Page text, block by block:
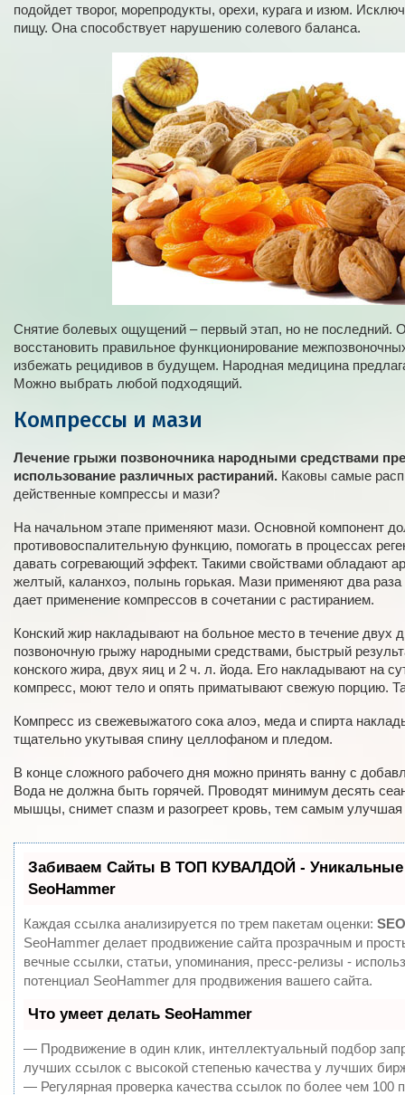
подойдет творог, морепродукты, орехи, курага и изюм.
пищу. Она способствует нарушению солевого баланса.
Снятие болевых ощущений – первый этап, но не последний.
восстановить правильное функционирование
избежать рецидивов в будущем. Народная медицина
Можно выбрать любой подходящий.
Компрессы и мази
Лечение грыжи позвоночника народными средствами
использование различных растираний. Каковы самые
действенные компрессы и мази?
На начальном этапе применяют мази. Основной компонент
противовоспалительную функцию, помогать в процессах
давать согревающий эффект. Такими свойствами обладают
желтый, каланхоэ, полынь горькая. Мази применяют два
дает применение компрессов в сочетании с растиранием.
Конский жир накладывают на больное место в течение двух
позвоночную грыжу народными средствами, быстрый
конского жира, двух яиц и 2 ч. л. йода. Его накладывают на
компресс, моют тело и опять приматывают свежую порцию.
Компресс из свежевыжатого сока алоэ, меда и спирта
тщательно укутывая спину целлофаном и пледом.
В конце сложного рабочего дня можно принять ванну с
Вода не должна быть горячей. Проводят минимум десять
мышцы, снимет спазм и разогреет кровь, тем самым улучшая
Забиваем Сайты В ТОП КУВАЛДОЙ - Уникальные
SeoHammer
Каждая ссылка анализируется по трем пакетам оценки:
SeoHammer делает продвижение сайта прозрачным и
вечные ссылки, статьи, упоминания, пресс-релизы -
потенциал SeoHammer для продвижения вашего сайта.
Что умеет делать SeoHammer
— Продвижение в один клик, интеллектуальный подбор
лучших ссылок с высокой степенью качества у лучших
— Регулярная проверка качества ссылок по более чем 100